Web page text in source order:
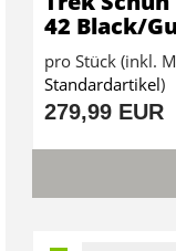
42 Black/
pro Stück (inkl.
Standardartikel)
279,99 EUR